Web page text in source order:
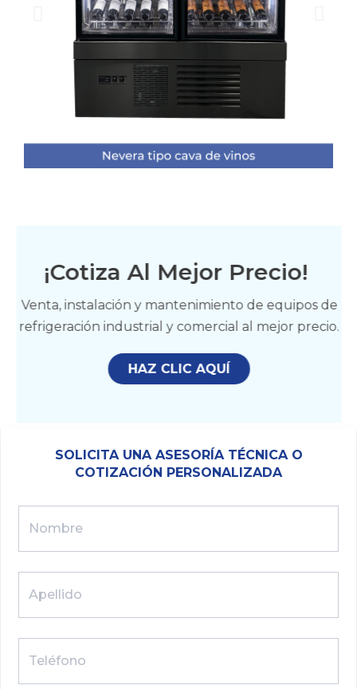
¡Cotiza Al Mejor Precio!
Venta, instalación y mantenimiento de equipos de
refrigeración industrial y comercial al mejor precio.
HAZ CLIC AQUÍ
SOLICITA UNA ASESORÍA TÉCNICA O
COTIZACIÓN PERSONALIZADA